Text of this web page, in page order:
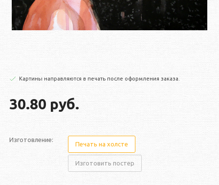
Картины направляются в печать после оформления заказа.
30.80 руб.
Изготовление:
Печать на холсте
Изготовить постер